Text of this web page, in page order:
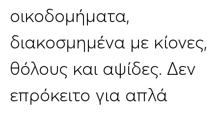
οικοδομήματα,
διακοσμημένα με κίονες,
θόλους και αψίδες. Δεν
επρόκειτο για απλά